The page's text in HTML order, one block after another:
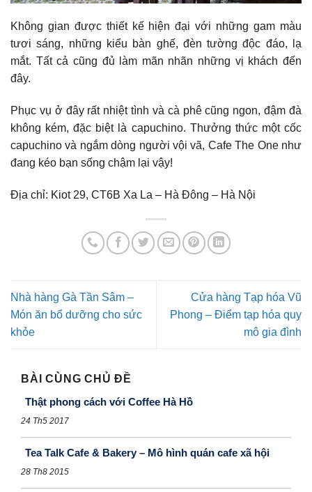
Không gian được thiết kế hiện đại với những gam màu
tươi sáng, những kiểu bàn ghế, đèn tường độc đáo, lạ
mắt. Tất cả cũng đủ làm mãn nhãn những vị khách đến
đây.
Phục vụ ở đây rất nhiệt tình và cà phê cũng ngon, đậm đà
không kém, đặc biệt là capuchino. Thưởng thức một cốc
capuchino và ngắm dòng người vội vã, Cafe The One như
đang kéo bạn sống chậm lại vậy!
Địa chỉ: Kiot 29, CT6B Xa La – Hà Đông – Hà Nội
Nhà hàng Gà Tần Sâm –
Món ăn bổ dưỡng cho sức
khỏe
Cửa hàng Tạp hóa Vũ
Phong – Điểm tạp hóa quy
mô gia đình
BÀI CÙNG CHỦ ĐỀ
Thật phong cách với Coffee Hà Hồ
24 Th5 2017
Tea Talk Cafe & Bakery – Mô hình quán cafe xã hội
28 Th8 2015